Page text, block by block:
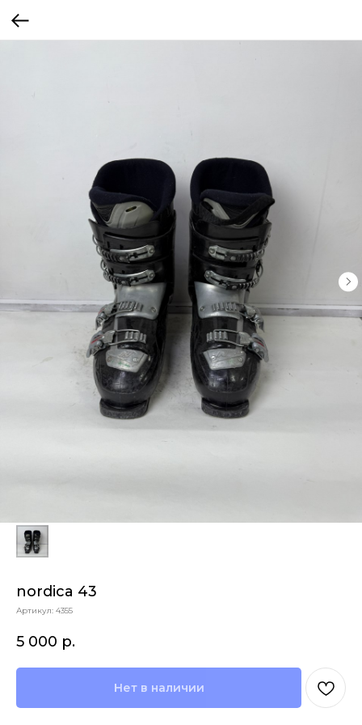
nordica 43
Артикул: 4355
5 000 р.
Нет в наличии